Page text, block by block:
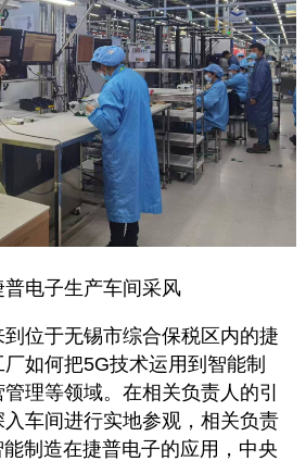
电子生产车间采风
位于无锡市综合保税区内的捷
如何把5G技术运用到智能制
理等领域。在相关负责人的引
车间进行实地参观， 相关负责
制造在捷普电子的应用，中央